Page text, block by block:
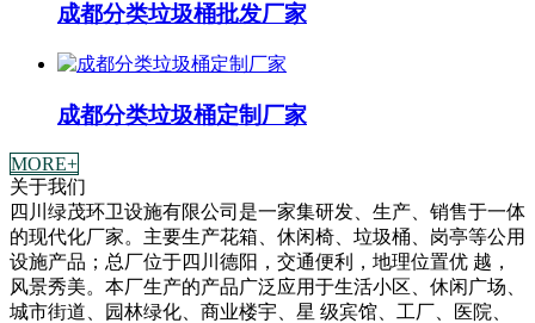
成都分类垃圾桶批发厂家
成都分类垃圾桶定制厂家
MORE+
关于我们
四川绿茂环卫设施有限公司是一家集研发、生产、销售于一体
的现代化厂家。主要生产花箱、休闲椅、垃圾桶、岗亭等公用
设施产品；总厂位于四川德阳，交通便利，地理位置优 越，
风景秀美。本厂生产的产品广泛应用于生活小区、休闲广场、
城市街道、园林绿化、商业楼宇、星 级宾馆、工厂、医院、